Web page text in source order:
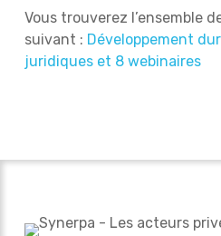
Vous trouverez l’ensemble
suivant : Développement
juridiques et 8 webinaires